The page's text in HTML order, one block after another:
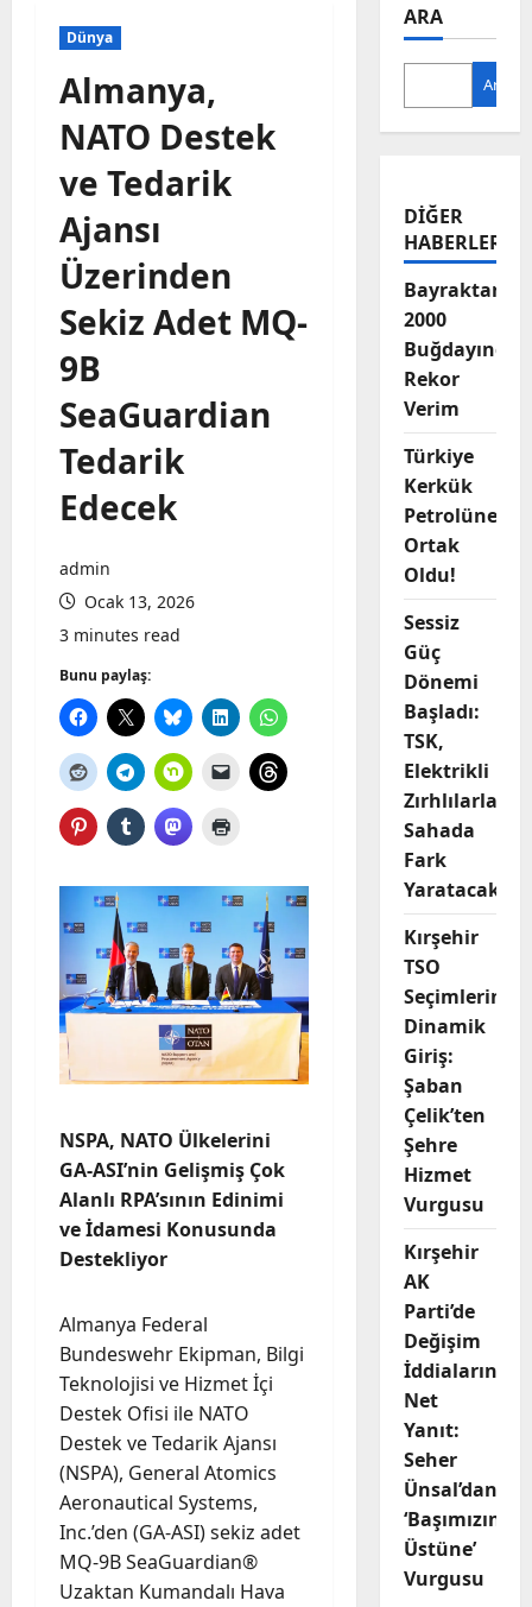
Dünya
Almanya,
NATO Destek
ve Tedarik
Ajansı
Üzerinden
Sekiz Adet MQ-
9B
SeaGuardian
Tedarik
Edecek
admin
Ocak 13, 2026
3 minutes read
Bunu paylaş:
NSPA, NATO Ülkelerini
GA-ASI’nin Gelişmiş Çok
Alanlı RPA’sının Edinimi
ve İdamesi Konusunda
Destekliyor
Almanya Federal
Bundeswehr Ekipman, Bilgi
Teknolojisi ve Hizmet İçi
Destek Ofisi ile NATO
Destek ve Tedarik Ajansı
(NSPA), General Atomics
Aeronautical Systems,
Inc.’den (GA-ASI) sekiz adet
MQ-9B SeaGuardian®
Uzaktan Kumandalı Hava
ARA
Ara
DIĞER
HABERLER
Bayraktar-
2000
Buğdayında
Rekor
Verim
Türkiye
Kerkük
Petrolüne
Ortak
Oldu!
Sessiz
Güç
Dönemi
Başladı:
TSK,
Elektrikli
Zırhlılarla
Sahada
Fark
Yaratacak
Kırşehir
TSO
Seçimlerine
Dinamik
Giriş:
Şaban
Çelik’ten
Şehre
Hizmet
Vurgusu
Kırşehir
AK
Parti’de
Değişim
İddialarına
Net
Yanıt:
Seher
Ünsal’dan
‘Başımızın
Üstüne’
Vurgusu